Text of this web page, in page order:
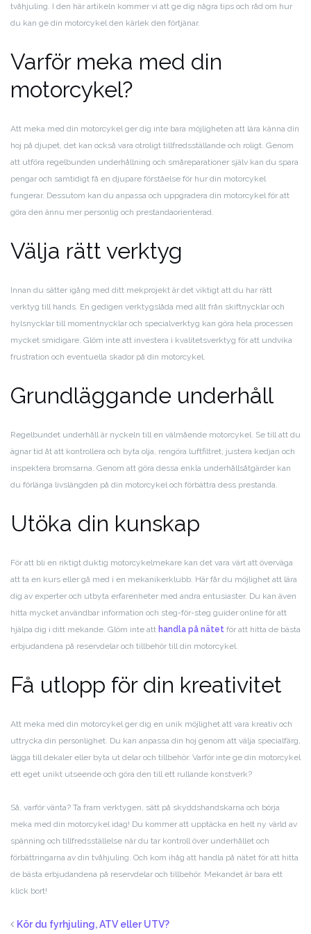
tvåhjuling. I den här artikeln kommer vi att ge dig några tips och råd om hur
du kan ge din motorcykel den kärlek den förtjänar.
Varför meka med din
motorcykel?
Att meka med din motorcykel ger dig inte bara möjligheten att lära känna din
hoj på djupet, det kan också vara otroligt tillfredsställande och roligt. Genom
att utföra regelbunden underhållning och småreparationer själv kan du spara
pengar och samtidigt få en djupare förståelse för hur din motorcykel
fungerar. Dessutom kan du anpassa och uppgradera din motorcykel för att
göra den ännu mer personlig och prestandaorienterad.
Välja rätt verktyg
Innan du sätter igång med ditt mekprojekt är det viktigt att du har rätt
verktyg till hands. En gedigen verktygslåda med allt från skiftnycklar och
hylsnycklar till momentnycklar och specialverktyg kan göra hela processen
mycket smidigare. Glöm inte att investera i kvalitetsverktyg för att undvika
frustration och eventuella skador på din motorcykel.
Grundläggande underhåll
Regelbundet underhåll är nyckeln till en välmående motorcykel. Se till att du
ägnar tid åt att kontrollera och byta olja, rengöra luftfiltret, justera kedjan och
inspektera bromsarna. Genom att göra dessa enkla underhållsåtgärder kan
du förlänga livslängden på din motorcykel och förbättra dess prestanda.
Utöka din kunskap
För att bli en riktigt duktig motorcykelmekare kan det vara värt att överväga
att ta en kurs eller gå med i en mekanikerklubb. Här får du möjlighet att lära
dig av experter och utbyta erfarenheter med andra entusiaster. Du kan även
hitta mycket användbar information och steg-för-steg guider online för att
hjälpa dig i ditt mekande. Glöm inte att handla på nätet för att hitta de bästa
erbjudandena på reservdelar och tillbehör till din motorcykel.
Få utlopp för din kreativitet
Att meka med din motorcykel ger dig en unik möjlighet att vara kreativ och
uttrycka din personlighet. Du kan anpassa din hoj genom att välja specialfärg,
lägga till dekaler eller byta ut delar och tillbehör. Varför inte ge din motorcykel
ett eget unikt utseende och göra den till ett rullande konstverk?
Så, varför vänta? Ta fram verktygen, sätt på skyddshandskarna och börja
meka med din motorcykel idag! Du kommer att upptäcka en helt ny värld av
spänning och tillfredsställelse när du tar kontroll över underhållet och
förbättringarna av din tvåhjuling. Och kom ihåg att handla på nätet för att hitta
de bästa erbjudandena på reservdelar och tillbehör. Mekandet är bara ett
klick bort!
Kör du fyrhjuling, ATV eller UTV?